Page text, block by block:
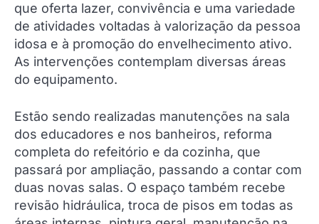
que oferta lazer, convivência e uma variedade
de atividades voltadas à valorização da pessoa
idosa e à promoção do envelhecimento ativo.
As intervenções contemplam diversas áreas
do equipamento.
Estão sendo realizadas manutenções na sala
dos educadores e nos banheiros, reforma
completa do refeitório e da cozinha, que
passará por ampliação, passando a contar com
duas novas salas. O espaço também recebe
revisão hidráulica, troca de pisos em todas as